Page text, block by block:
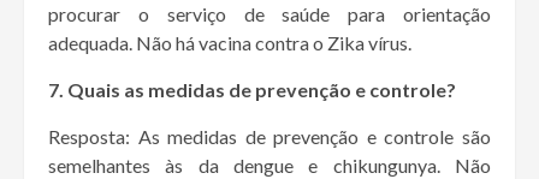
procurar o serviço de saúde para orientação
adequada. Não há vacina contra o Zika vírus.
7. Quais as medidas de prevenção e controle?
Resposta: As medidas de prevenção e controle são
semelhantes às da dengue e chikungunya. Não